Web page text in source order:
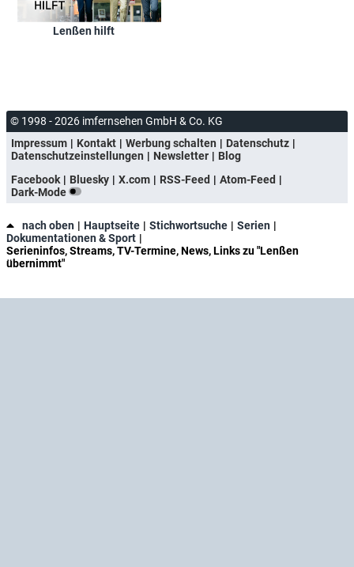
Lenßen hilft
© 1998 - 2026 imfernsehen GmbH & Co. KG
Impressum
Kontakt Werbung schalten
Datenschutz
Datenschutzeinstellungen
Newsletter
Blog
Facebook
Bluesky X.com RSS-Feed
Atom-Feed
Dark-Mode
nach oben Hauptseite Stichwortsuche
Serien
Dokumentationen & Sport
Serieninfos, Streams, TV-Termine, News, Links zu "Lenßen
übernimmt"